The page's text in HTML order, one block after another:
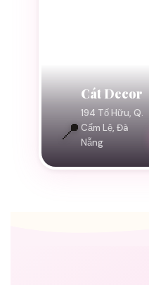
📍
Cát Decor
194 Tố Hữu, Q.
Cẩm Lệ, Đà
Nẵng